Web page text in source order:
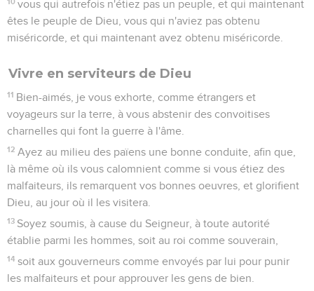
vous qui autrefois n'étiez pas un peuple, et qui maintenant
êtes le peuple de Dieu, vous qui n'aviez pas obtenu
miséricorde, et qui maintenant avez obtenu miséricorde.
Vivre en serviteurs de Dieu
11 Bien-aimés, je vous exhorte, comme étrangers et
voyageurs sur la terre, à vous abstenir des convoitises
charnelles qui font la guerre à l'âme.
12 Ayez au milieu des païens une bonne conduite, afin que,
là même où ils vous calomnient comme si vous étiez des
malfaiteurs, ils remarquent vos bonnes oeuvres, et glorifient
Dieu, au jour où il les visitera.
13 Soyez soumis, à cause du Seigneur, à toute autorité
établie parmi les hommes, soit au roi comme souverain,
14 soit aux gouverneurs comme envoyés par lui pour punir
les malfaiteurs et pour approuver les gens de bien.